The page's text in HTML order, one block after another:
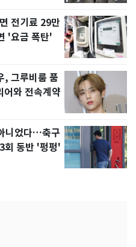
전기료 29만
'요금 폭탄'
, 그루비룸 품
와 전속계약
니었다…축구
회 동반 '펑펑'